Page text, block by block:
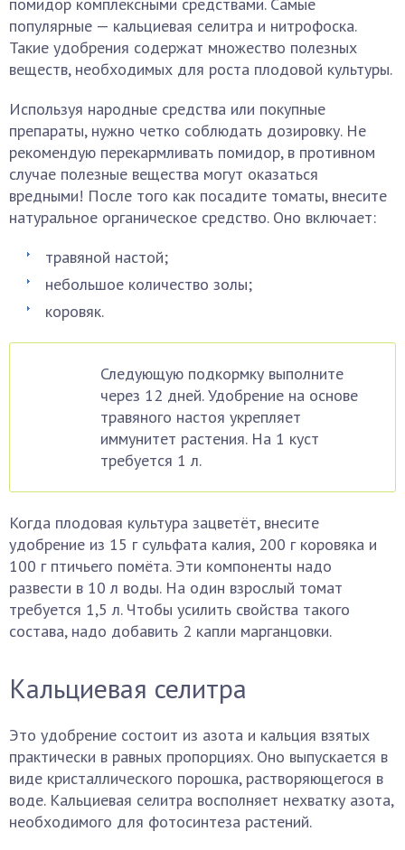
популярные — кальциевая селитра и нитрофоска.
Такие удобрения содержат множество полезных
веществ, необходимых для роста плодовой культуры.
Используя народные средства или покупные
препараты, нужно четко соблюдать дозировку. Не
рекомендую перекармливать помидор, в противном
случае полезные вещества могут оказаться
вредными! После того как посадите томаты, внесите
натуральное органическое средство. Оно включает:
травяной настой;
небольшое количество золы;
коровяк.
Следующую подкормку выполните
через 12 дней. Удобрение на основе
травяного настоя укрепляет
иммунитет растения. На 1 куст
требуется 1 л.
Когда плодовая культура зацветёт, внесите
удобрение из 15 г сульфата калия, 200 г коровяка и
100 г птичьего помёта. Эти компоненты надо
развести в 10 л воды. На один взрослый томат
требуется 1,5 л. Чтобы усилить свойства такого
состава, надо добавить 2 капли марганцовки.
Кальциевая селитра
Это удобрение состоит из азота и кальция взятых
практически в равных пропорциях. Оно выпускается в
виде кристаллического порошка, растворяющегося в
воде. Кальциевая селитра восполняет нехватку азота,
необходимого для фотосинтеза растений.